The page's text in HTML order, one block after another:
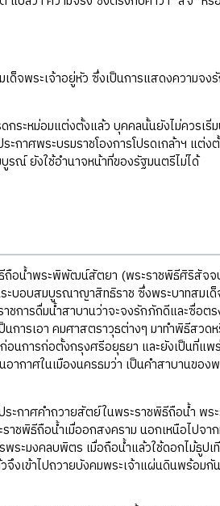
จพระเจ้าอยู่หัว ซึ่งเป็นการแสดงความจง
กระหม่อมแต่งตั้งแล้ว บุคคลนั้นยังไม่ควรเ
กาศพระบรมราชโองการโปรดเกล้าฯ แต่
ณ์ ยังใช้อำนาจหน้าที่ของรัฐมนตรีไม่ได้
อน้ำพระพิพัฒน์สัตยา (พระราชพิธีศิริสัจจ
อบสมบูรณาญาสิทธิราช ซึ่งพระบาทสมเด็
ชการดื่มน้ำสาบานว่าจะจงรักภักดีและซื่อต
การเอา คมศาสตราวุธต่างๆ มาทำพิธีสวด
อนการก่อตั้งกรุงศรีอยุธยา และยังเป็นที่แ
กาศในเมืองนครธมว่า เป็นคำสาบานของ
ะกาศคำถวายสัตย์ในพระราชพิธีถือน้ำ พร
ชพิธีถือน้ำเมื่ออกสงคราม นอกเหนือไปจาก
ะมงคลบพิตร เมื่อถือน้ำแล้วใช้ดอกไม้ธูปเ
งเข้าไปถวายบังคมพระเจ้าแผ่นดินพร้อมกั